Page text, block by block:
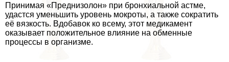
Принимая «Преднизолон» при бронхиальной астме,
удастся уменьшить уровень мокроты, а также сократить
её вязкость. Вдобавок ко всему, этот медикамент
оказывает положительное влияние на обменные
процессы в организме.